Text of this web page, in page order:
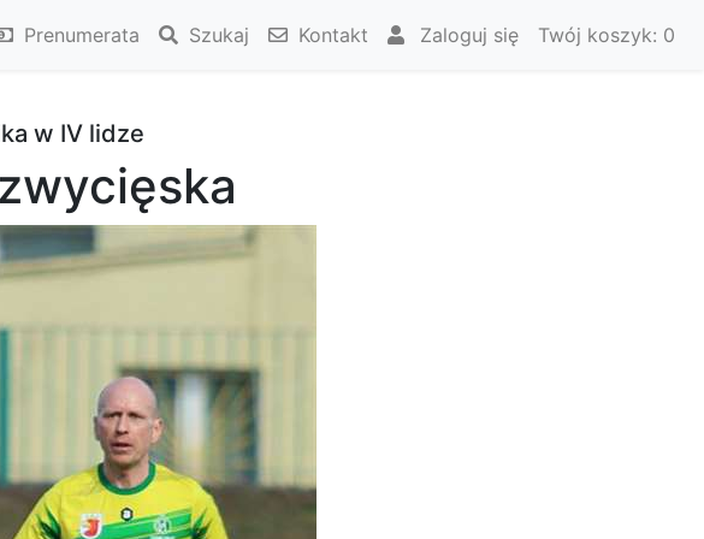
Prenumerata Szukaj Kontakt Zaloguj się Twój koszyk: 0
w IV lidze